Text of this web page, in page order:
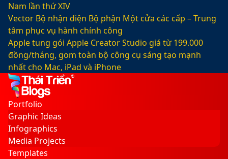
Nam lần thứ XIV
Vector Bộ nhận diện Bộ phận Một cửa các cấp – Trung
tâm phục vụ hành chính công
Apple tung gói Apple Creator Studio giá từ 199.000
đồng/tháng, gom toàn bộ công cụ sáng tạo mạnh
nhất cho Mac, iPad và iPhone
Facebook
X
LinkedIn
YouTube
Google
Play
Sidebar
Switch
skin
Portfolio
Graphic Ideas
Infographics
Media Projects
Templates